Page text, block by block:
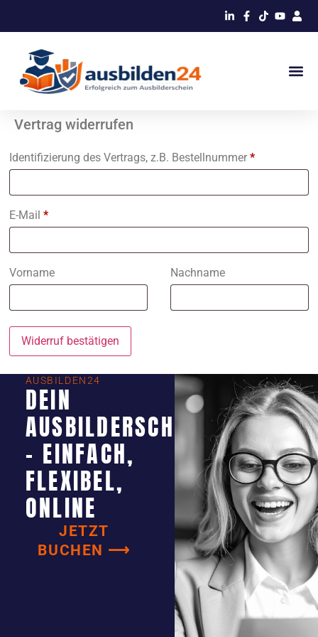
Vertrag widerrufen
Identifizierung des Vertrags, z.B. Bestellnummer *
E-Mail *
E-
Vorname Nachname
Widerruf bestätigen
AUSBILDEN24
DEIN
AUSBILDERSCHEIN
- EINFACH,
FLEXIBEL,
ONLINE
JETZT
BUCHEN ⟶